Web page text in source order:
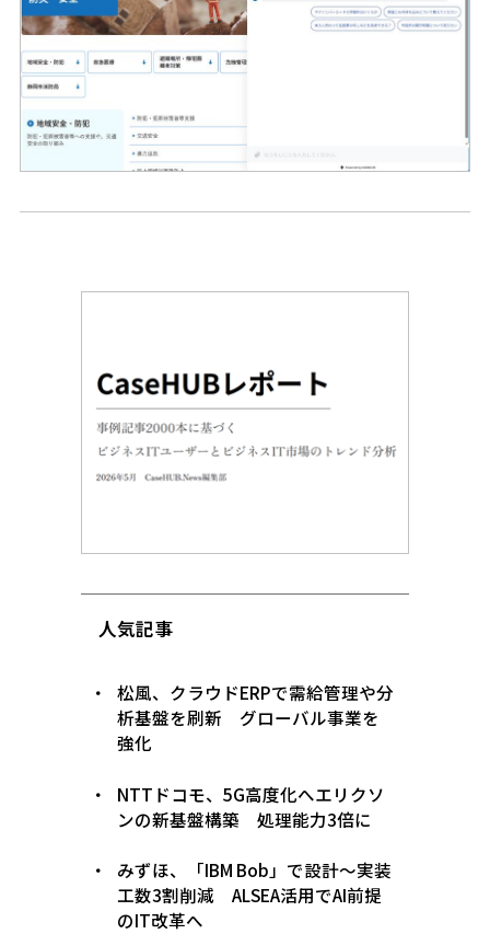
人気記事
松風、クラウドERPで需給管理や分
析基盤を刷新 グローバル事業を
強化
NTTドコモ、5G高度化へエリクソ
ンの新基盤構築 処理能力3倍に
みずほ、「IBM Bob」で設計〜実装
工数3割削減 ALSEA活用でAI前提
のIT改革へ